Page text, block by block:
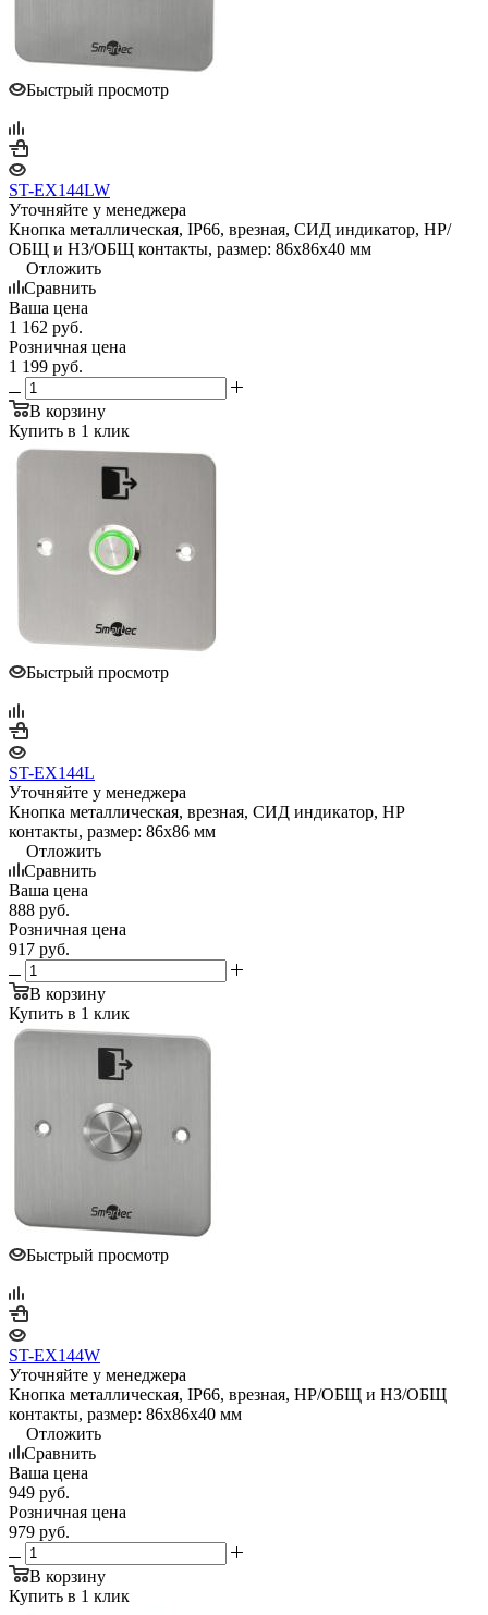
Быстрый просмотр
ST-EX144LW
Уточняйте у менеджера
Кнопка металлическая, IP66, врезная, СИД индикатор, НР/
ОБЩ и НЗ/ОБЩ контакты, размер: 86х86х40 мм
Отложить
Сравнить
Ваша цена
1 162 руб.
Розничная цена
1 199 руб.
В корзину
Купить в 1 клик
Быстрый просмотр
ST-EX144L
Уточняйте у менеджера
Кнопка металлическая, врезная, СИД индикатор, НР
контакты, размер: 86х86 мм
Отложить
Сравнить
Ваша цена
888 руб.
Розничная цена
917 руб.
В корзину
Купить в 1 клик
Быстрый просмотр
ST-EX144W
Уточняйте у менеджера
Кнопка металлическая, IP66, врезная, НР/ОБЩ и НЗ/ОБЩ
контакты, размер: 86х86х40 мм
Отложить
Сравнить
Ваша цена
949 руб.
Розничная цена
979 руб.
В корзину
Купить в 1 клик